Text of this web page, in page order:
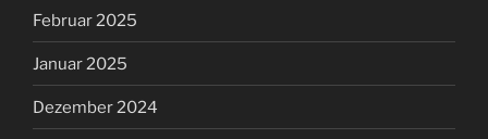
Februar 2025
Januar 2025
Dezember 2024